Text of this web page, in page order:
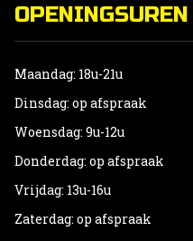
OPENINGSUREN
Maandag: 18u-21u
Dinsdag: op afspraak
Woensdag: 9u-12u
Donderdag: op afspraak
Vrijdag: 13u-16u
Zaterdag: op afspraak